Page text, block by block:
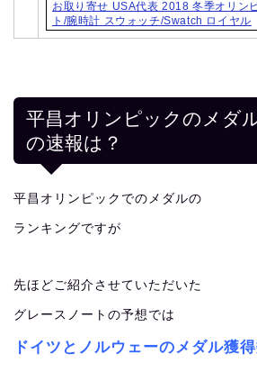
お取り寄せ USA代表 2018 冬季オリン
ト/腕時計 スウォッチ/Swatch ロイヤル
平昌オリンピックのメダ
の速報は？
平昌オリンピックでのメダルの
ランキングですが
先ほどご紹介させていただいた
グレースノートの予想では
ドイツとノルウェーのメダル獲